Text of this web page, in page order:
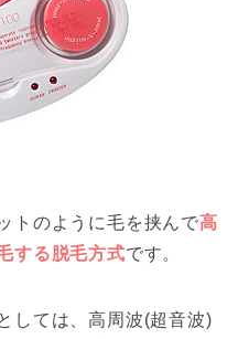
トのように毛を挟んで高
する脱毛方式です。
しては、高周波(超音波)